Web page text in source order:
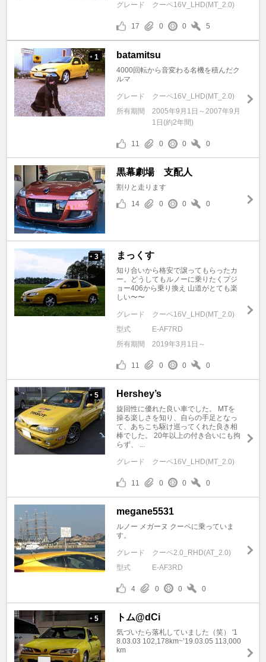
グレード クーペ16V_LHD(MT_2.0)
17 0 0 5
+ 1 batamitsu
4000回転から音変わる名機を積んだク
ルマ
グレード
クーペ16V_LHD(MT_2.0)
所有期間
2005年9月1日～2007年9月
1日(約2年間)
11 0 0 0
黒幕劇場 支配人
割りと走ります
14
0 0 0
+ 3 まっくす
知り合いから格安で譲ってもらったカ
ー。どうしてもルノーに乗りたくプジ
ョー406から乗り換え 山道がとても楽
しい〜〜
グレード
クーペ16V_LHD(MT_2.0)
型式
E-AF7RD
所有期間
2019年3月1日～
11 0 0 0
+ 5 Hershey’s
旋回性に優れた良い車でした。 MTを
操る楽しさを知り、自らの手足となっ
て、あちこち駆け巡ってくれた良き相
棒でした。 20年以上の付き合いにも拘
らず、 ...
グレード クーペ16V_LHD(MT_2.0)
11 0 0 0
megane5531
ルノー メガーヌ クーペに乗っていま
す。
グレード
クーペ2.0_RHD(AT_2.0)
型式
E-AF3RD
4 0 0 0
+ 5 トム@dCi
気づいたら落札していました（笑） '1
8.03.03 102,178km~’19.03.05 113,000
km